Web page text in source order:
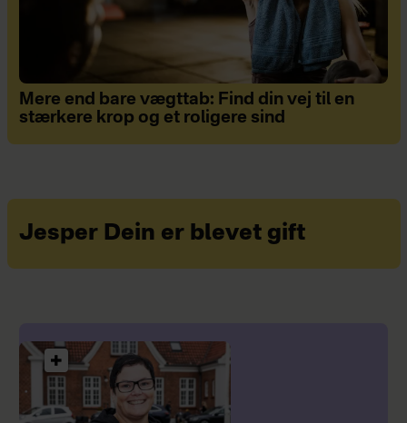
Mere end bare vægttab: Find din vej til en
stærkere krop og et roligere sind
Jesper Dein er blevet gift